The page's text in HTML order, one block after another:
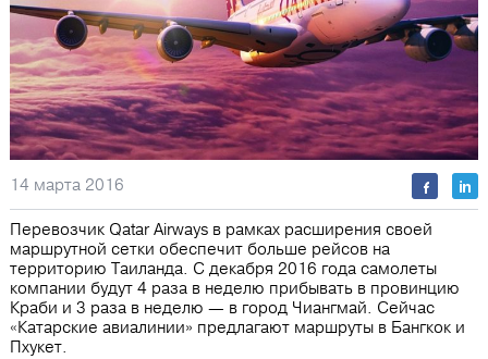
14 марта 2016
Перевозчик Qatar Airways в рамках расширения своей
маршрутной сетки обеспечит больше рейсов на
территорию Таиланда. С декабря 2016 года самолеты
компании будут 4 раза в неделю прибывать в провинцию
Краби и 3 раза в неделю ― в город Чиангмай. Сейчас
«Катарские авиалинии» предлагают маршруты в Бангкок и
Пхукет.